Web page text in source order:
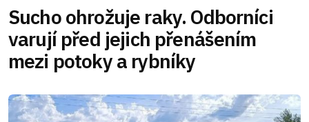
Sucho ohrožuje raky. Odborníci
varují před jejich přenášením
mezi potoky a rybníky